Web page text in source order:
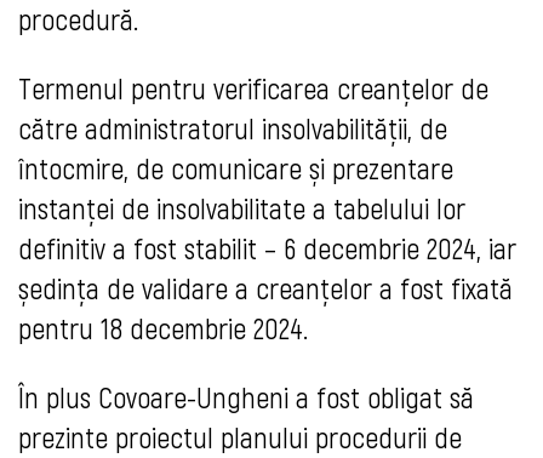
procedură.
Termenul pentru verificarea creanțelor de
către administratorul insolvabilității, de
întocmire, de comunicare și prezentare
instanței de insolvabilitate a tabelului lor
definitiv a fost stabilit – 6 decembrie 2024, iar
ședința de validare a creanțelor a fost fixată
pentru 18 decembrie 2024.
În plus Covoare-Ungheni a fost obligat să
prezinte proiectul planului procedurii de